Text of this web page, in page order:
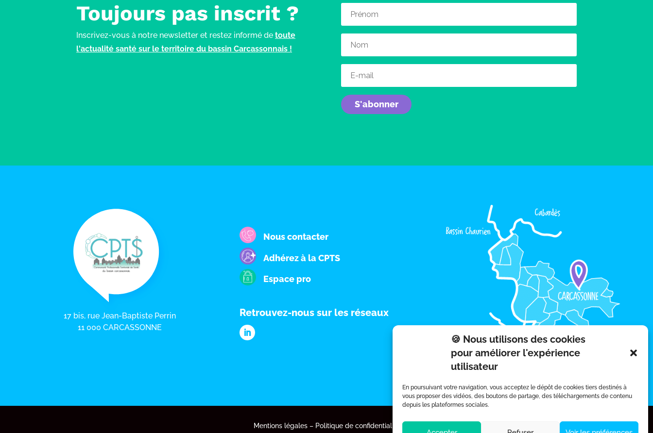
🍪 Nous utilisons des cookies
pour améliorer l'expérience
utilisateur
En poursuivant votre navigation, vous acceptez le dépôt de cookies tiers destinés à
vous proposer des vidéos, des boutons de partage, des téléchargements de contenu
depuis les plateformes sociales.
Toujours pas inscrit ?
Inscrivez-vous à notre newsletter et restez informé de toute
l'actualité santé sur le territoire du bassin Carcassonnais !
S'abonner
17 bis, rue Jean-Baptiste Perrin
11 000 CARCASSONNE
Nous contacter
Adhérez à la CPTS
Espace pro
Retrouvez-nous sur les réseaux
Mentions légales– Politique de confidentialité